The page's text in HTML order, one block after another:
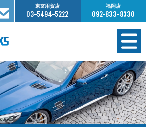
東京用賀店
03-5494-5222
福岡店
092-833-8330
在庫情報
オーダー販売
工場サービス